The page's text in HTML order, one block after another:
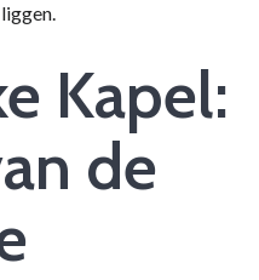
Kapel:
de